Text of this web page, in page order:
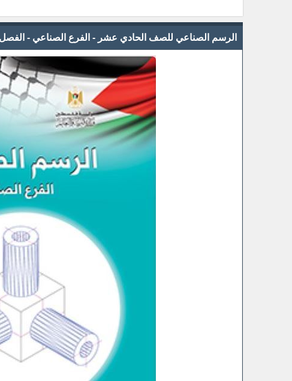
الرسم الصناعي للصف الحادي عشر - الفرع الصناعي - الفصل